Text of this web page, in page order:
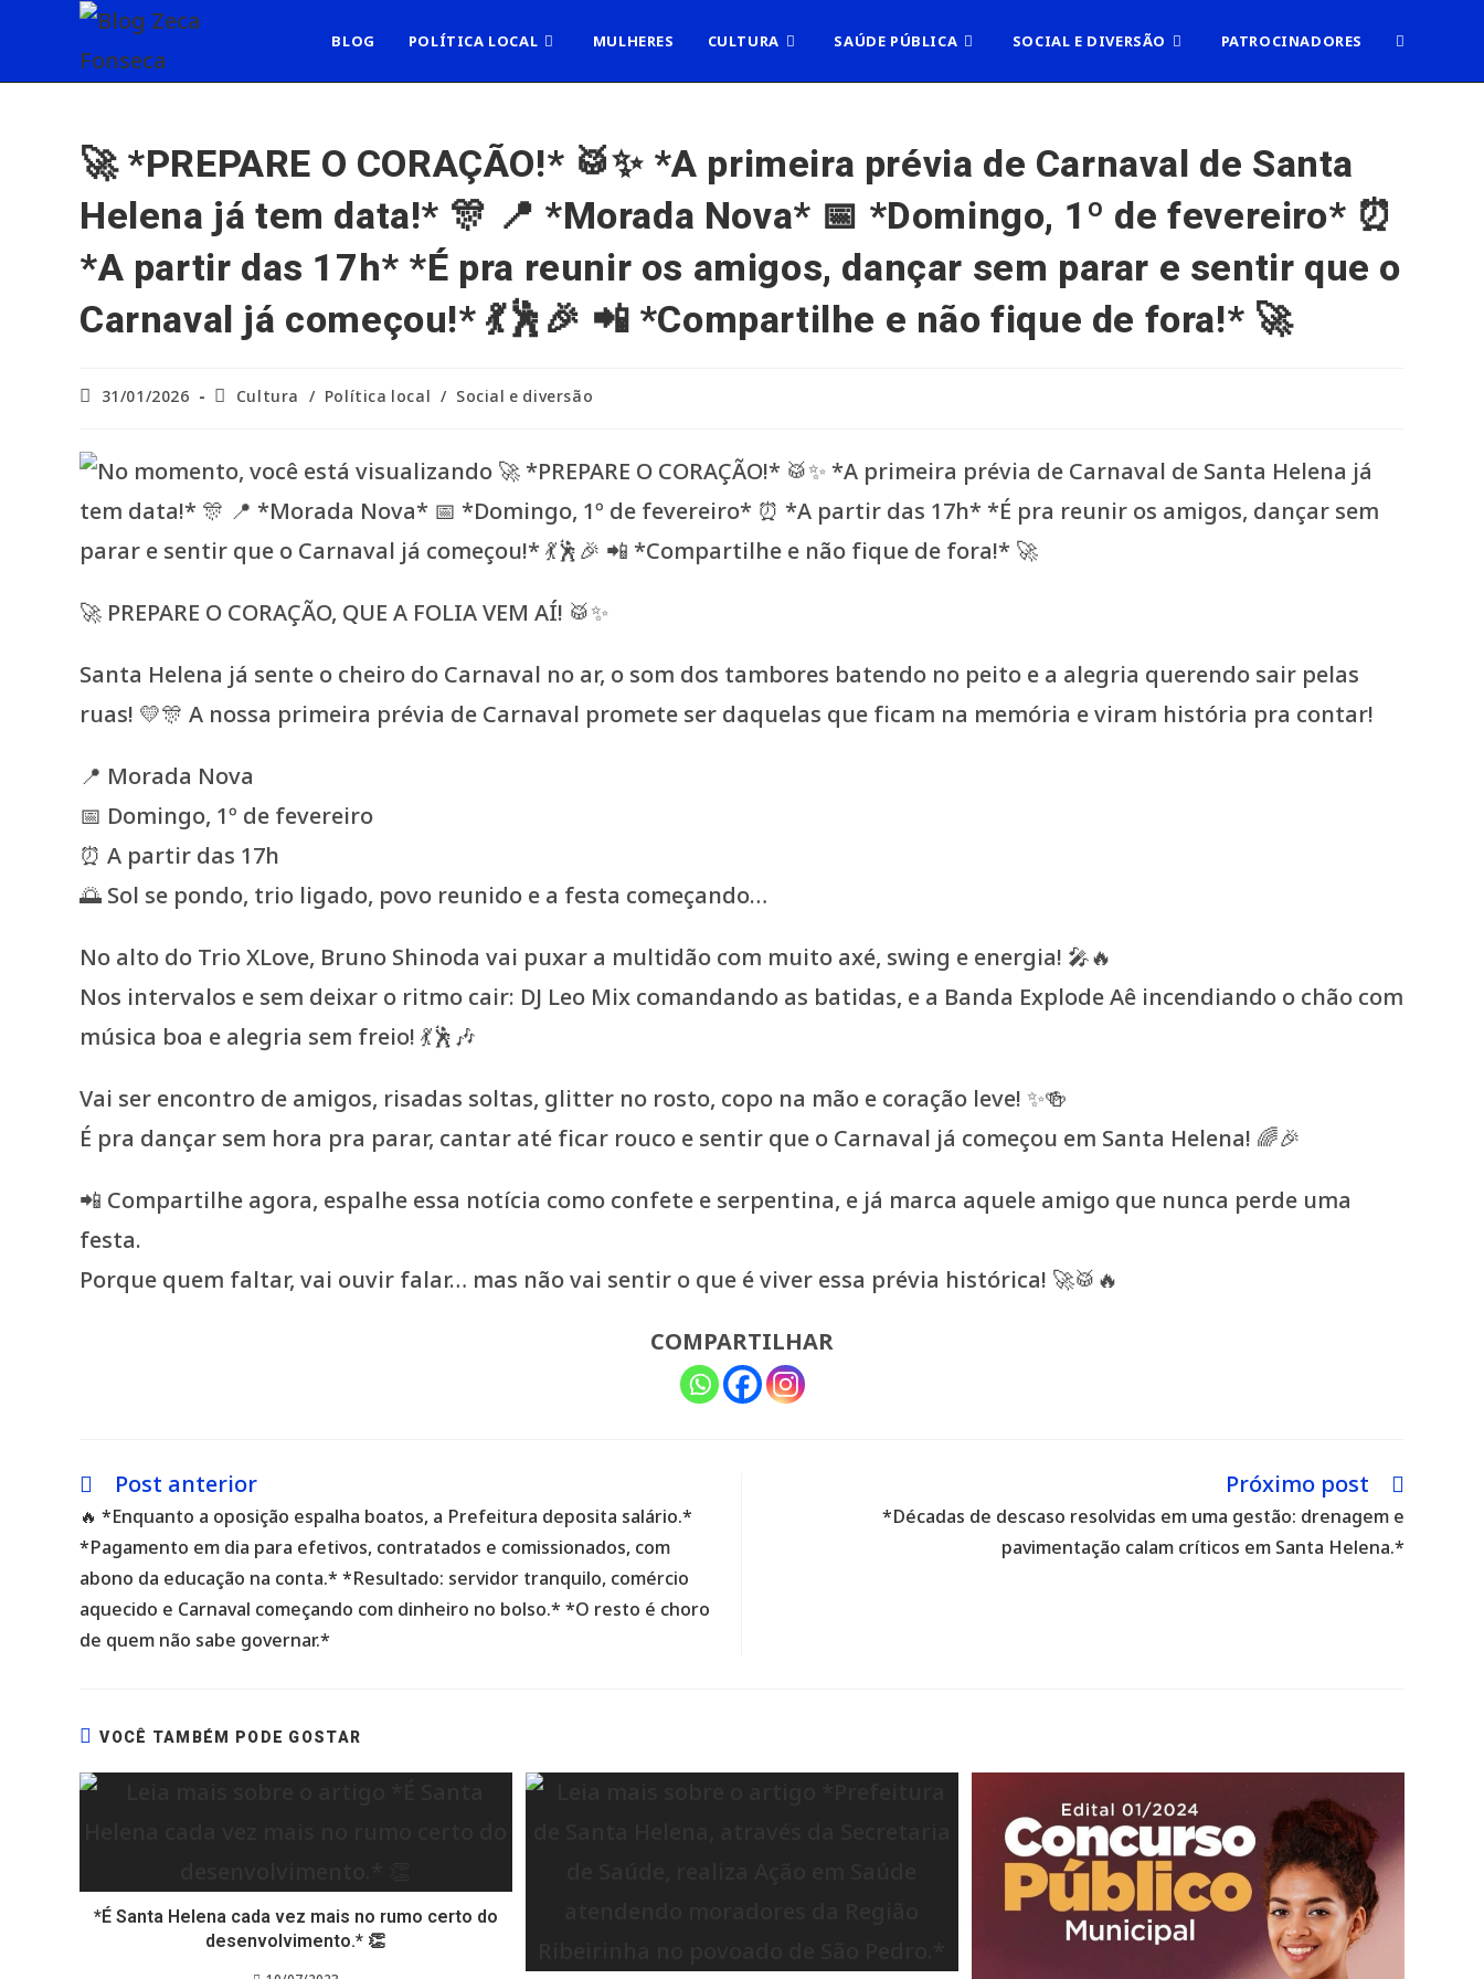
BLOG POLÍTICA LOCAL MULHERES CULTURA SAÚDE PÚBLICA SOCIAL E DIVERSÃO PATROCINADORES ALTERNAR
SITE
🚀 *PREPARE O CORAÇÃO!* 🥁✨ *A primeira prévia de Carnaval de Santa
Helena já tem data!* 🎊 📍 *Morada Nova* 📅 *Domingo, 1º de fevereiro* ⏰
*A partir das 17h* *É pra reunir os amigos, dançar sem parar e sentir que o
Carnaval já começou!* 💃🕺🎉 📲 *Compartilhe e não fique de fora!* 🚀
Post31/01/2026
Categoria
Cultura / Política local / Social e diversão
🚀 PREPARE O CORAÇÃO, QUE A FOLIA VEM AÍ! 🥁✨
Santa Helena já sente o cheiro do Carnaval no ar, o som dos tambores batendo no peito e a alegria querendo sair pelas
ruas! 💛🎊 A nossa primeira prévia de Carnaval promete ser daquelas que ficam na memória e viram história pra contar!
📍 Morada Nova
📅 Domingo, 1º de fevereiro
⏰ A partir das 17h
🌅 Sol se pondo, trio ligado, povo reunido e a festa começando…
No alto do Trio XLove, Bruno Shinoda vai puxar a multidão com muito axé, swing e energia! 🎤🔥
Nos intervalos e sem deixar o ritmo cair: DJ Leo Mix comandando as batidas, e a Banda Explode Aê incendiando o chão com
música boa e alegria sem freio! 💃🕺🎶
Vai ser encontro de amigos, risadas soltas, glitter no rosto, copo na mão e coração leve! ✨🍻
É pra dançar sem hora pra parar, cantar até ficar rouco e sentir que o Carnaval já começou em Santa Helena! 🌈🎉
📲 Compartilhe agora, espalhe essa notícia como confete e serpentina, e já marca aquele amigo que nunca perde uma
festa.
Porque quem faltar, vai ouvir falar… mas não vai sentir o que é viver essa prévia histórica! 🚀🥁🔥
COMPARTILHAR
Leia
artigos
Post anterior
🔥 *Enquanto a oposição espalha boatos, a Prefeitura deposita salário.*
*Pagamento em dia para efetivos, contratados e comissionados, com
abono da educação na conta.* *Resultado: servidor tranquilo, comércio
aquecido e Carnaval começando com dinheiro no bolso.* *O resto é choro
de quem não sabe governar.*
Próximo post
*Décadas de descaso resolvidas em uma gestão: drenagem e
pavimentação calam críticos em Santa Helena.*
VOCÊ TAMBÉM PODE GOSTAR
*É Santa Helena cada vez mais no rumo certo do
desenvolvimento.* 👏